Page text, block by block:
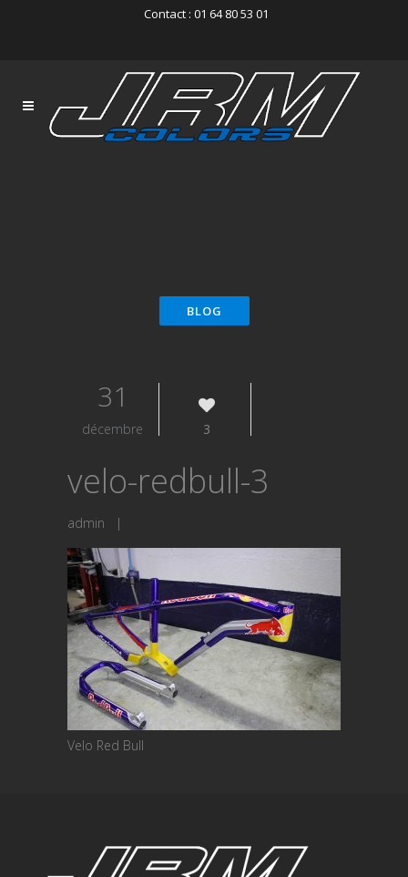
Contact : 01 64 80 53 01
31
décembre 3
velo-redbull-3
admin |
Velo Red Bull